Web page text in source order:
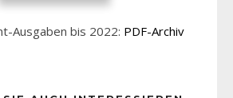
Ausgaben bis 2022: PDF-Archiv